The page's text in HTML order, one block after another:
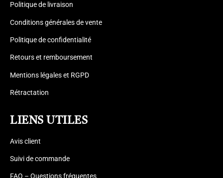
Politique de livraison
Conditions générales de vente
Politique de confidentialité
Retours et remboursement
Mentions légales et RGPD
Rétractation
LIENS UTILES
Avis client
Suivi de commande